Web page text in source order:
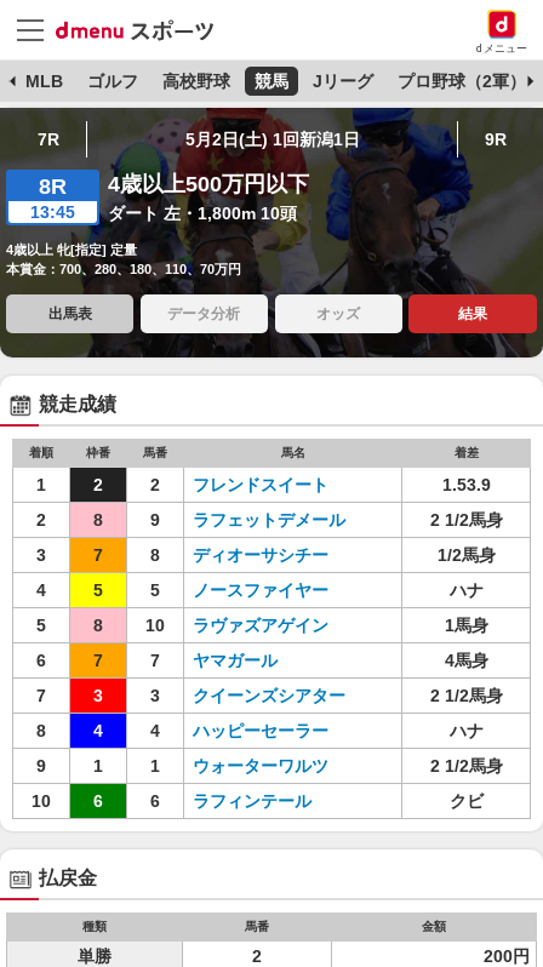
dメニュー
MLB ゴルフ 高校野球 競馬 Jリーグ プロ野球（2軍）
7R 5月2日(土) 1回新潟1日 9R
8R
13:45
4歳以上500万円以下
ダート 左・1,800m 10頭
4歳以上 牝[指定] 定量
本賞金：700、280、180、110、70万円
出馬表 データ分析 オッズ 結果
競走成績
着順 枠番 馬番 馬名 着差
1 2 2 フレンドスイート
1.53.9
2
8 9 ラフェットデメール
2 1/2馬身
3
7 8 ディオーサシチー
1/2馬身
4
5 5 ノースファイヤー
ハナ
5
8 10 ラヴァズアゲイン
1馬身
6
7 7 ヤマガール
4馬身
7
3 3 クイーンズシアター
2 1/2馬身
8
4 4 ハッピーセーラー
ハナ
9
1 1 ウォーターワルツ
2 1/2馬身
10
6 6 ラフィンテール クビ
払戻金
種類 馬番 金額
単勝 2 200円